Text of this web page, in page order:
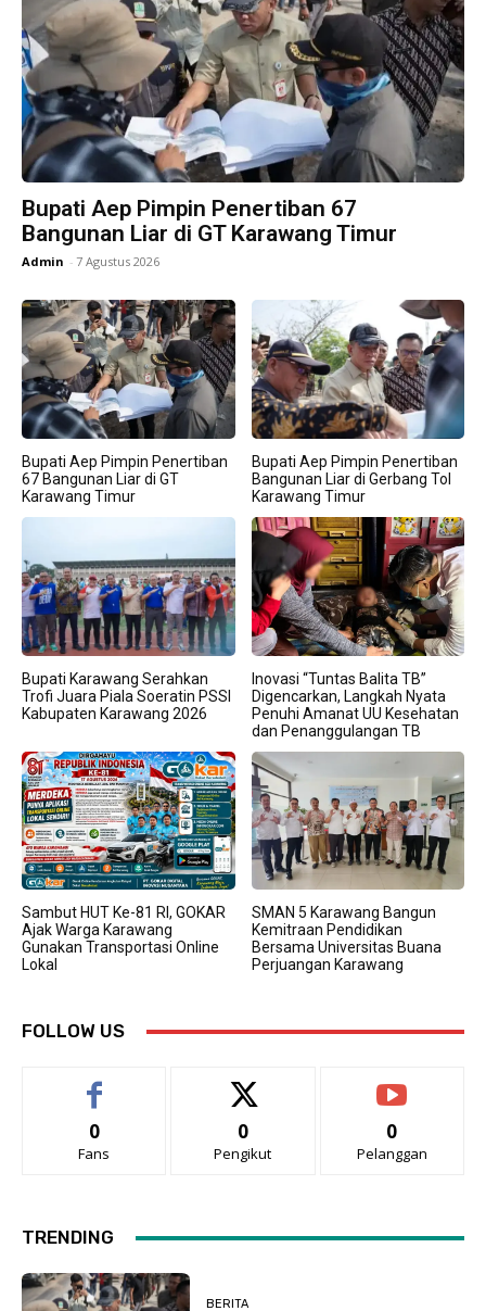
Bupati Aep Pimpin Penertiban 67
Bangunan Liar di GT Karawang Timur
Admin - 7 Agustus 2026
Bupati Aep Pimpin Penertiban
67 Bangunan Liar di GT
Karawang Timur
Bupati Aep Pimpin Penertiban
Bangunan Liar di Gerbang Tol
Karawang Timur
Bupati Karawang Serahkan
Trofi Juara Piala Soeratin PSSI
Kabupaten Karawang 2026
Inovasi “Tuntas Balita TB”
Digencarkan, Langkah Nyata
Penuhi Amanat UU Kesehatan
dan Penanggulangan TB
Sambut HUT Ke-81 RI, GOKAR
Ajak Warga Karawang
Gunakan Transportasi Online
Lokal
SMAN 5 Karawang Bangun
Kemitraan Pendidikan
Bersama Universitas Buana
Perjuangan Karawang
FOLLOW US
0
Fans
0
Pengikut
0
Pelanggan
TRENDING
BERITA